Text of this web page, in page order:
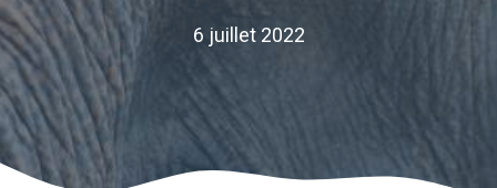
6 juillet 2022